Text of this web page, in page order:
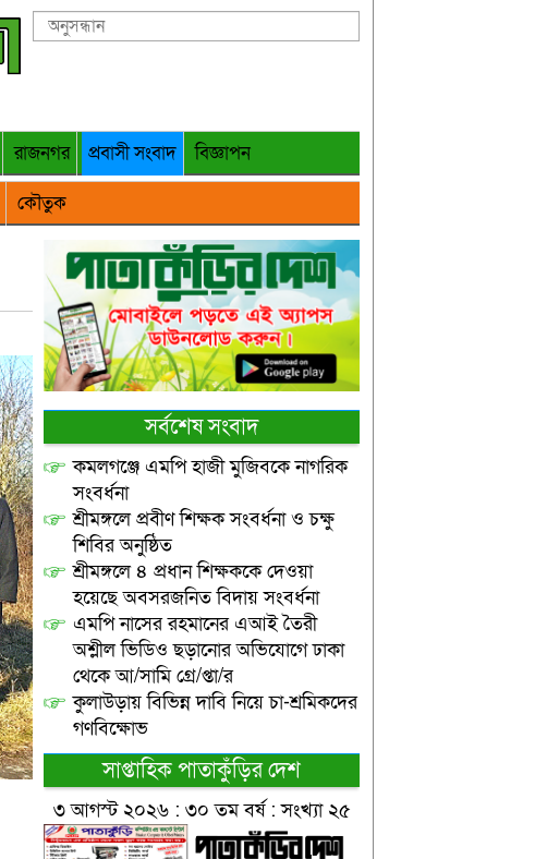
রাজনগর প্রবাসী সংবাদ
বিজ্ঞাপন
কৌতুক
সর্বশেষ সংবাদ
কমলগঞ্জে এমপি হাজী মুজিবকে নাগরিক
সংবর্ধনা
শ্রীমঙ্গলে প্রবীণ শিক্ষক সংবর্ধনা ও চক্ষু
শিবির অনুষ্ঠিত
শ্রীমঙ্গলে ৪ প্রধান শিক্ষককে দেওয়া
হয়েছে অবসরজনিত বিদায় সংবর্ধনা
এমপি নাসের রহমানের এআই তৈরী
অশ্লীল ভিডিও ছড়ানোর অভিযোগে ঢাকা
থেকে আ/সামি গ্রে/প্তা/র
কুলাউড়ায় বিভিন্ন দাবি নিয়ে চা-শ্রমিকদের
গণবিক্ষোভ
সাপ্তাহিক পাতাকুঁড়ির দেশ
৩ আগস্ট ২০২৬ : ৩০ তম বর্ষ : সংখ্যা ২৫